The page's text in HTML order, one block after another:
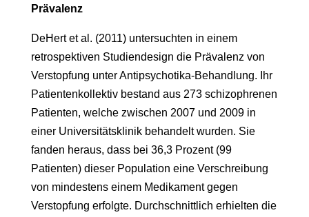
Prävalenz
DeHert et al. (2011) untersuchten in einem
retrospektiven Studiendesign die Prävalenz von
Verstopfung unter Antipsychotika-Behandlung. Ihr
Patientenkollektiv bestand aus 273 schizophrenen
Patienten, welche zwischen 2007 und 2009 in
einer Universitätsklinik behandelt wurden. Sie
fanden heraus, dass bei 36,3 Prozent (99
Patienten) dieser Population eine Verschreibung
von mindestens einem Medikament gegen
Verstopfung erfolgte. Durchschnittlich erhielten die